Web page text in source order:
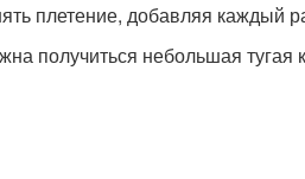
плетение, добавляя каждый
получиться небольшая тугая